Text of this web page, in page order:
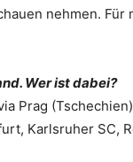
nehmen.
Wer ist dabei?
Prag
Karlsruher SC,